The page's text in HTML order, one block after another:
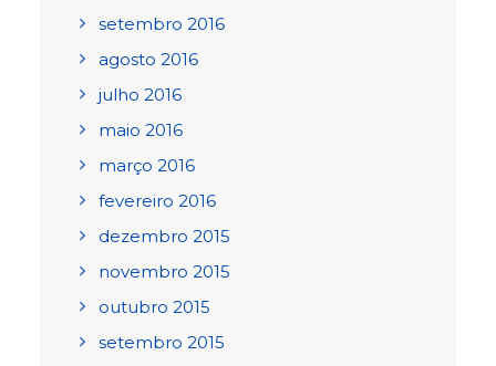
setembro 2016
agosto 2016
julho 2016
maio 2016
março 2016
fevereiro 2016
dezembro 2015
novembro 2015
outubro 2015
setembro 2015